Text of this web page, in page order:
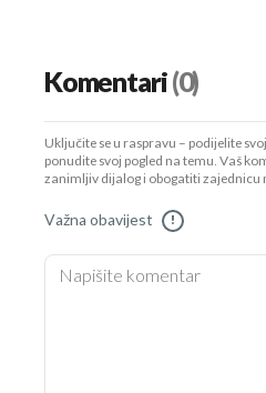
Komentari(0)
Uključite se u raspravu – podijelite
ponudite svoj pogled na temu. Vaš
zanimljiv dijalog i obogatiti zajednicu
Važna obavijest !